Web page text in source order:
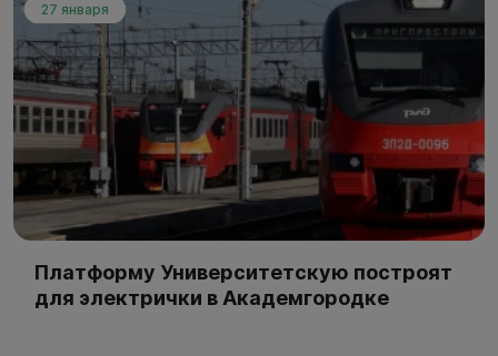
27 января
Платформу Университетскую построят
для электрички в Академгородке